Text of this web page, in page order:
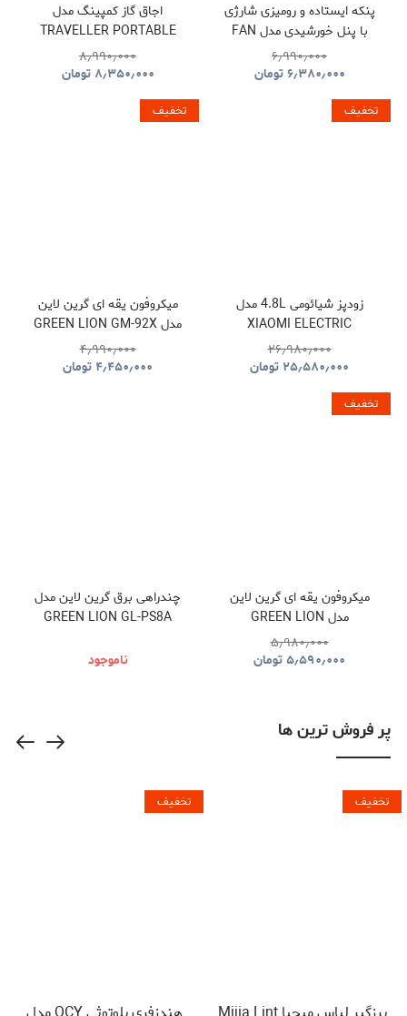
پنکه ایستاده و رومیزی شارژی
با پنل خورشیدی مدل FAN
S39
۶٫۹۹۰٫۰۰۰
۶٫۳۸۰٫۰۰۰تومان
اجاق گاز کمپینگ مدل
TRAVELLER PORTABLE
BBQ HYBQ015
۸٫۹۹۰٫۰۰۰
۸٫۳۵۰٫۰۰۰ تومان
تخفیف
زودپز شیائومی 4.8L مدل
XIAOMI ELECTRIC
PRESSURE COOKER
۲۶٫۹۸۰٫۰۰۰
۲۵٫۵۸۰٫۰۰۰ تومان
تخفیف
میکروفون یقه ای گرین لاین
مدل GREEN LION GM-92X
GNGM92XWMBK
۴٫۹۹۰٫۰۰۰
۴٫۴۵۰٫۰۰۰ تومان
تخفیف
میکروفون یقه ای گرین لاین
مدل GREEN LION
GNGM93XMICBK
۵٫۹۸۰٫۰۰۰
۵٫۵۹۰٫۰۰۰تومان
چندراهی برق گرین لاین مدل
GREEN LION GL-PS8A
ناموجود
پر فروش ترین ها
تخفیف تخفیف